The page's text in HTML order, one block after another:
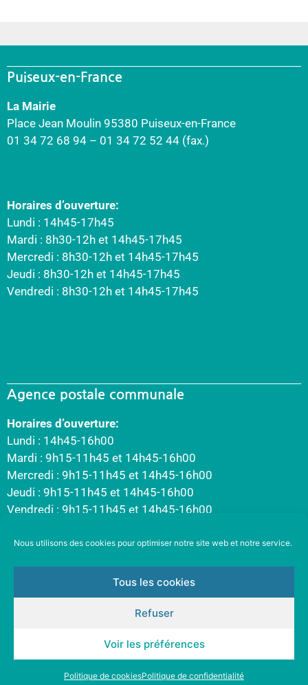
Nous utilisons des cookies pour optimiser notre site web et notre service.
Tous les cookies
Refuser
Voir les préférences
Politique de cookiesPolitique de confidentialité
Puiseux-en-France
La Mairie
Place Jean Moulin 95380 Puiseux-en-France
01 34 72 68 94 – 01 34 72 52 44 (fax.)
Horaires d’ouverture:
Lundi : 14h45-17h45
Mardi : 8h30-12h et 14h45-17h45
Mercredi : 8h30-12h et 14h45-17h45
Jeudi : 8h30-12h et 14h45-17h45
Vendredi : 8h30-12h et 14h45-17h45
Agence postale communale
Horaires d’ouverture:
Lundi : 14h45-16h00
Mardi : 9h15-11h45 et 14h45-16h00
Mercredi : 9h15-11h45 et 14h45-16h00
Jeudi : 9h15-11h45 et 14h45-16h00
Vendredi : 9h15-11h45 et 14h45-16h00